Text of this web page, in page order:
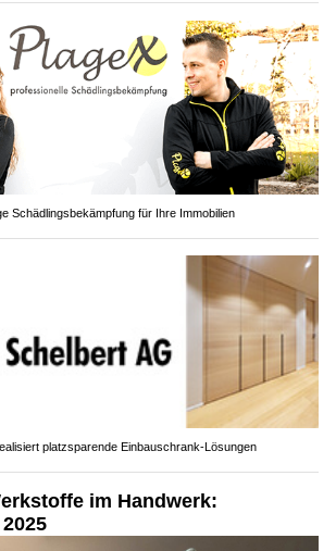
Schädlingsbekämpfung für Ihre Immobilien
platzsparende Einbauschrank-Lösungen
im Handwerk: